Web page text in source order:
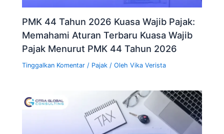
PMK 44 Tahun 2026 Kuasa Wajib Pajak:
Memahami Aturan Terbaru Kuasa Wajib
Pajak Menurut PMK 44 Tahun 2026
Tinggalkan Komentar / Pajak / OlehVika Verista